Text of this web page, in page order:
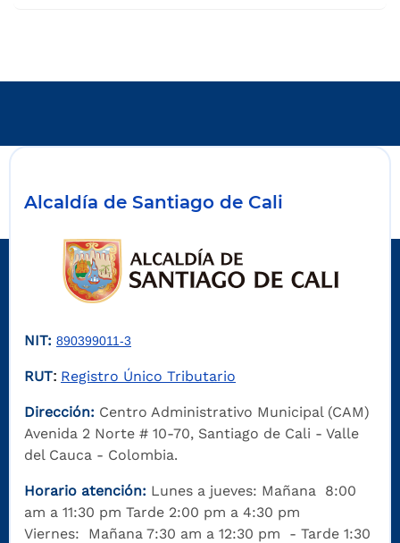
Alcaldía de Santiago de Cali
NIT: 890399011-3
RUT: Registro Único Tributario
Dirección: Centro Administrativo Municipal (CAM)
Avenida 2 Norte # 10-70, Santiago de Cali - Valle
del Cauca - Colombia.
Horario atención: Lunes a jueves: Mañana 8:00
am a 11:30 pm Tarde 2:00 pm a 4:30 pm
Viernes: Mañana 7:30 am a 12:30 pm - Tarde 1:30